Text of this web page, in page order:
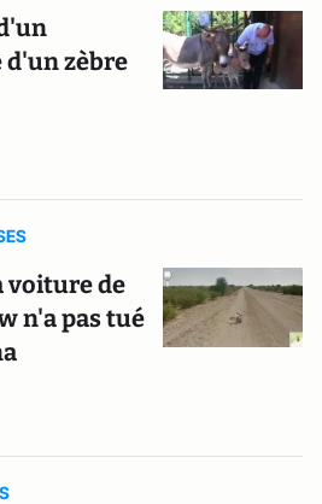
d'un zèbre
voiture de
n'a pas tué